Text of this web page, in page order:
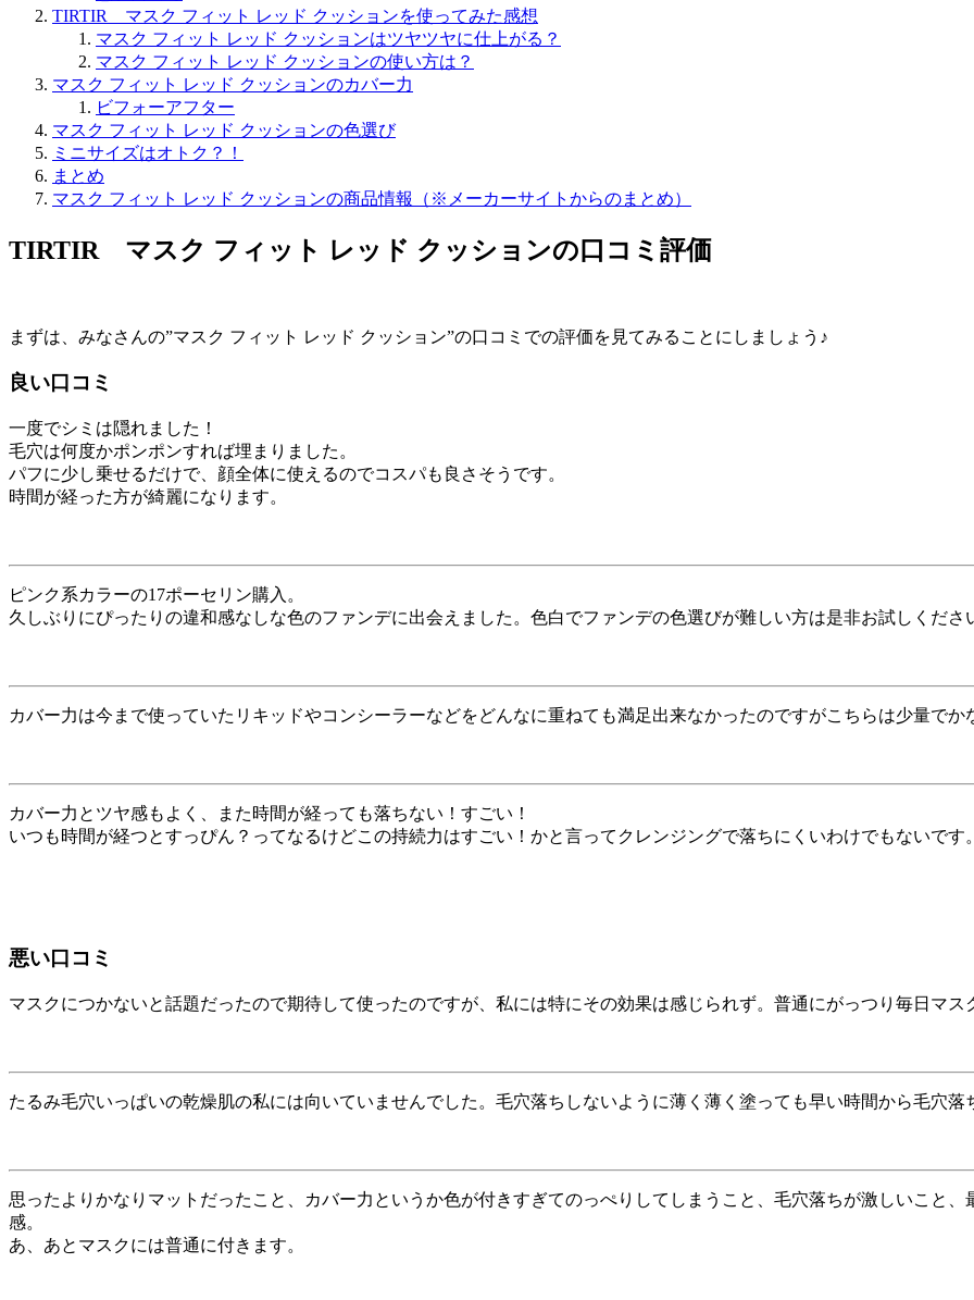
TIRTIR マスク フィット レッド クッションを使ってみた感想
マスク フィット レッド クッションはツヤツヤに仕上がる？
マスク フィット レッド クッションの使い方は？
マスク フィット レッド クッションのカバー力
ビフォーアフター
マスク フィット レッド クッションの色選び
ミニサイズはオトク？！
まとめ
マスク フィット レッド クッションの商品情報（※メーカーサイトからのまとめ）
TIRTIR マスク フィット レッド クッションの口コミ評価
まずは、みなさんの”マスク フィット レッド クッション”の口コミでの評価を見てみることにしましょう♪
良い口コミ
一度でシミは隠れました！
毛穴は何度かポンポンすれば埋まりました。
パフに少し乗せるだけで、顔全体に使えるのでコスパも良さそうです。
時間が経った方が綺麗になります。
ピンク系カラーの17ポーセリン購入。
久しぶりにぴったりの違和感なしな色のファンデに出会えました。色白でファンデの色選びが難しい方は是非お試しくださ
カバー力は今まで使っていたリキッドやコンシーラーなどをどんなに重ねても満足出来なかったのですがこちらは少量でか
カバー力とツヤ感もよく、また時間が経っても落ちない！すごい！
いつも時間が経つとすっぴん？ってなるけどこの持続力はすごい！かと言ってクレンジングで落ちにくいわけでもないです。
悪い口コミ
マスクにつかないと話題だったので期待して使ったのですが、私には特にその効果は感じられず。普通にがっつり毎日マス
たるみ毛穴いっぱいの乾燥肌の私には向いていませんでした。毛穴落ちしないように薄く薄く塗っても早い時間から毛穴落
思ったよりかなりマットだったこと、カバー力というか色が付きすぎてのっぺりしてしまうこと、毛穴落ちが激しいこと
感。
あ、あとマスクには普通に付きます。